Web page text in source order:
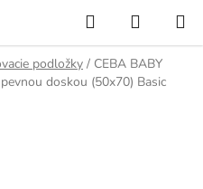
Hľadať
KOŠÍK
podložky / CEBA BABY
doskou (50x70) Basic